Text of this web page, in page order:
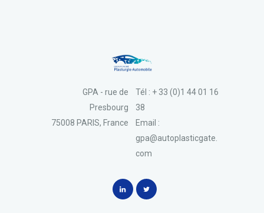
Tél : + 33 (0)1 44 01 16
38
Email :
gpa@autoplasticgate.
com
GPA - rue de
Presbourg
75008 PARIS, France